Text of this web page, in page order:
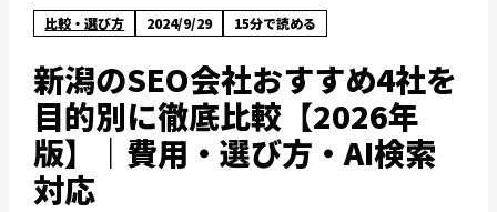
比較・選び方 2024/9/29 15分で読める
新潟のSEO会社おすすめ4社を
目的別に徹底比較【2026年
版】｜費用・選び方・AI検索
対応